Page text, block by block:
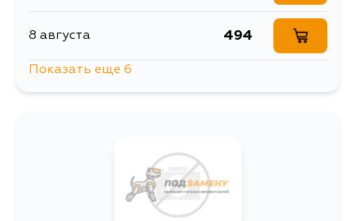
8 августа 494
494
Показать еще 6